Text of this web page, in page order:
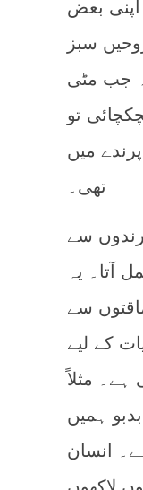
بعض
سبز
جب مٹی
تو
میں
تھی۔
سے
آتا۔ یہ
سے
کے لیے
مثلاً
ہمیں
انسان